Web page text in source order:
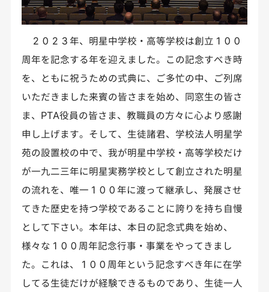
２０２３年、明星中学校・高等学校は創立１００
周年を記念する年を迎えました。この記念すべき時
を、ともに祝うための式典に、ご多忙の中、ご列席
いただきました来賓の皆さまを始め、同窓生の皆さ
ま、PTA役員の皆さま、教職員の方々に心より感謝
申し上げます。そして、生徒諸君、学校法人明星学
苑の設置校の中で、我が明星中学校・高等学校だけ
が一九二三年に明星実務学校として創立された明星
の流れを、唯一１００年に渡って継承し、発展させ
てきた歴史を持つ学校であることに誇りを持ち自慢
として下さい。本年は、本日の記念式典を始め、
様々な１００周年記念行事・事業をやってきまし
た。これは、１００周年という記念すべき年に在学
してる生徒だけが経験できるものであり、生徒一人